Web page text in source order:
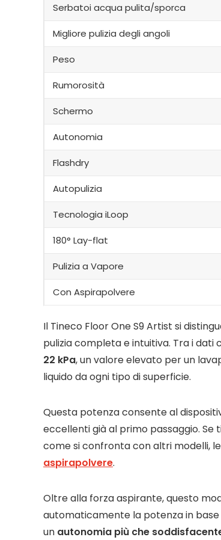
Serbatoi acqua pulita/sporca
Migliore pulizia degli angoli
Peso
Rumorosità
Schermo
Autonomia
Flashdry
Autopulizia
Tecnologia iLoop
180° Lay-flat
Pulizia a Vapore
Con Aspirapolvere
Il Tineco Floor One S9 Artist si
pulizia completa e intuitiva. Tra i
22 kPa, un valore elevato per un
liquido da ogni tipo di superficie.
Questa potenza consente al
eccellenti già al primo passaggio. Se
come si confronta con altri modelli,
aspirapolvere.
Oltre alla forza aspirante, questo
automaticamente la potenza in base
un autonomia più che